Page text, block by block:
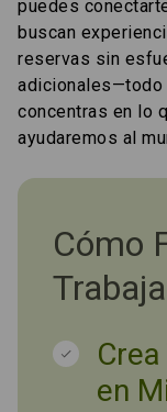
puedes
buscan
reservas sin
adicionales—todo
concentras en lo
ayudaremos al
Cómo
en